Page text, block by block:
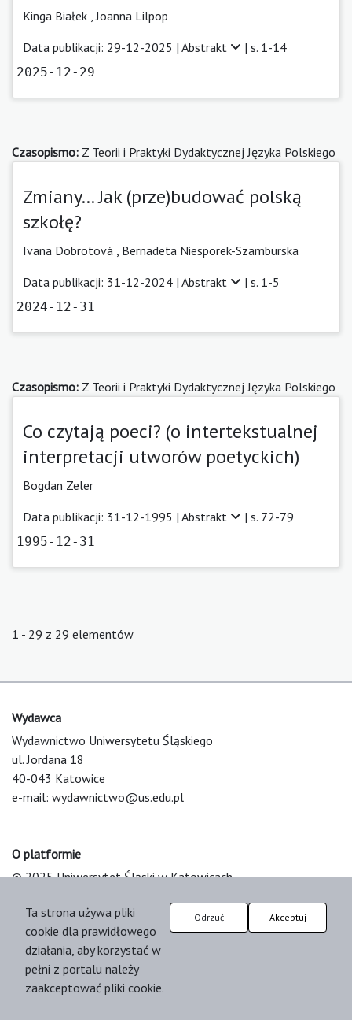
Kinga Białek ,Joanna Lilpop
Data publikacji: 29-12-2025 | Abstrakt | s. 1-14
2025-12-29
Czasopismo: Z Teorii i Praktyki Dydaktycznej Języka Polskiego
Zmiany… Jak (prze)budować polską
szkołę?
Ivana Dobrotová
Bernadeta Niesporek-Szamburska
Data publikacji: 31-12-2024 | Abstrakt | s. 1-5
2024-12-31
Czasopismo: Z Teorii i Praktyki Dydaktycznej Języka Polskiego
Co czytają poeci? (o intertekstualnej
interpretacji utworów poetyckich)
Bogdan Zeler
Data publikacji: 31-12-1995 | Abstrakt | s. 72-79
1995-12-31
1 - 29 z 29 elementów
Wydawca
Wydawnictwo Uniwersytetu Śląskiego
ul. Jordana 18
40-043 Katowice
e-mail: wydawnictwo@us.edu.pl
O platformie
© 2025 Uniwersytet Śląski w Katowicach
Platform & Workflow by OJS/PKP
Ta strona używa pliki
cookie dla prawidłowego
działania, aby korzystać w
pełni z portalu należy
zaakceptować pliki cookie.
Odrzuć Akceptuj